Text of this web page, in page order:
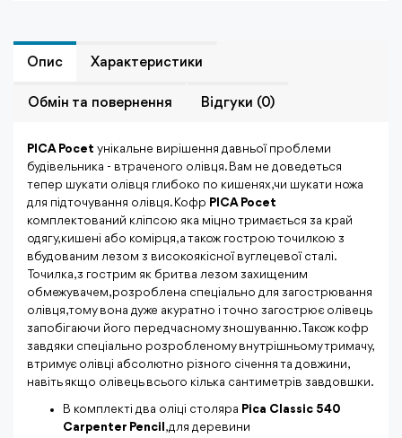
Опис Характеристики
Обмiн та повернення Відгуки (0)
PICA Pocet унікальне вирішення давньої проблеми
будівельника - втраченого олівця. Вам не доведеться
тепер шукати олівця глибоко по кишенях, чи шукати ножа
для підточування олівця. Кофр PICA Pocet
комплектований кліпсою яка міцно тримається за край
одягу, кишені або комірця, а також гострою точилкою з
вбудованим лезом з високоякісної вуглецевої сталі.
Точилка, з гострим як бритва лезом захищеним
обмежувачем, розроблена спеціально для загострювання
олівця, тому вона дуже акуратно і точно загострює олівець
запобігаючи його передчасному зношуванню. Також кофр
завдяки спеціально розробленому внутрішньому тримачу,
втримує олівці абсолютно різного січення та довжини,
навіть якщо олівець всього кілька сантиметрів завдовшки.
В комплекті два оліці столяра Pica Classic 540
Carpenter Pencil , для деревини